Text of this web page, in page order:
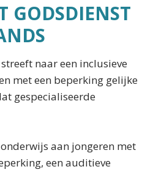
GODSDIENST
naar een inclusieve
met een beperking gelijke
gespecialiseerde
aan jongeren met
een auditieve